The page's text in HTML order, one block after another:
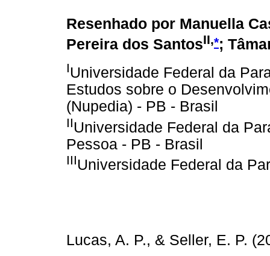
Resenhado por Manuella
Pereira dos SantosII,*;
IUniversidade Federal da
Estudos sobre o
(Nupedia) - PB - Brasil
IIUniversidade Federal da
Pessoa - PB - Brasil
IIIUniversidade Federal da
Lucas, A. P., & Seller, E. P.